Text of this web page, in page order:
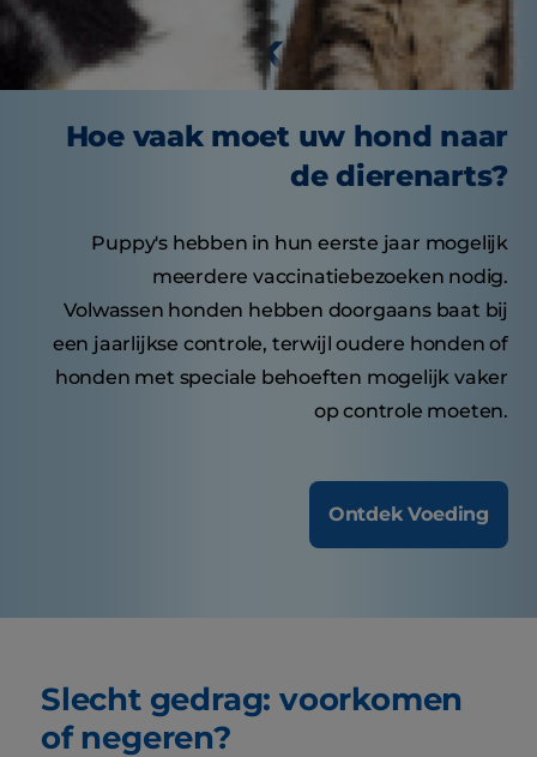
Smakelijke tips
Hoe vaak moet uw hond naar
de dierenarts?
Puppy's hebben in hun eerste jaar mogelijk
meerdere vaccinatiebezoeken nodig.
Volwassen honden hebben doorgaans baat bij
een jaarlijkse controle, terwijl oudere honden of
honden met speciale behoeften mogelijk vaker
op controle moeten.
Ontdek Voeding
Slecht gedrag: voorkomen
of negeren?